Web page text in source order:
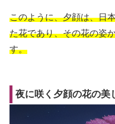
このように、夕顔は、日
た花であり、その花の姿
す。
夜に咲く夕顔の花の美